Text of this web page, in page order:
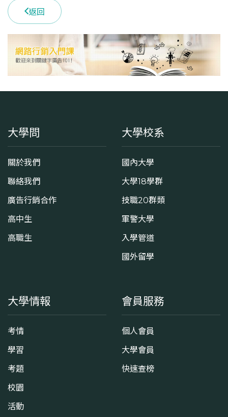
返回
大學問
關於我們
聯絡我們
廣告行銷合作
高中生
高職生
大學校系
國內大學
大學18學群
技職20群類
軍警大學
入學管道
國外留學
大學情報
考情
學習
考題
校園
活動
會員服務
個人會員
大學會員
快速查榜